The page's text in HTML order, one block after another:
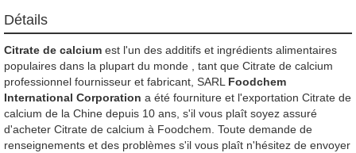
Détails
Citrate de calcium est l'un des additifs et ingrédients alimentaires
populaires dans la plupart du monde , tant que Citrate de calcium
professionnel fournisseur et fabricant, SARL Foodchem
International Corporation a été fourniture et l'exportation Citrate de
calcium de la Chine depuis 10 ans, s'il vous plaît soyez assuré
d'acheter Citrate de calcium à Foodchem. Toute demande de
renseignements et des problèmes s'il vous plaît n'hésitez de envoyer